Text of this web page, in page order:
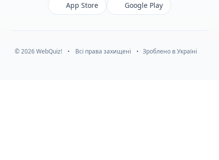
App Store Google Play
© 2026 WebQuiz! • Всі права захищені • Зроблено в Україні